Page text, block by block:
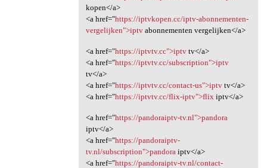
kopen</a>
<a href="https://iptvkopen.cc/iptv-abonnementen-
vergelijken">iptvabonnementen vergelijken</a>
<a href="https://iptvtv.cc">iptvtv</a>
<a href="https://iptvtv.cc/subscription">iptv
tv</a>
<a href="https://iptvtv.cc/contact-us">iptvtv</a>
<a href="https://iptvtv.cc/flix-iptv">flix iptv</a>
<a href="https://pandoraiptv-tv.nl">pandora
iptv</a>
<a href="https://pandoraiptv-
tv.nl/subscription">pandora iptv</a>
<a href="https://pandoraiptv-tv.nl/contact-